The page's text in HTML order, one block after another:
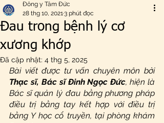
Đau trong bệnh lý cơ
xương khớp
Đông y Tâm Đức
28 thg 10, 20213 phút đọc
Đã cập nhật: 4 thg 5, 2025
Bài viết được tư vấn chuyên môn bởi
Thạc sĩ, Bác sĩ Đinh Ngọc Đức, hiện là
Bác sĩ quản lý đau bằng phương pháp
điều trị bằng tay kết hợp với điều trị
bằng Y học cổ truyền, tại phòng khám